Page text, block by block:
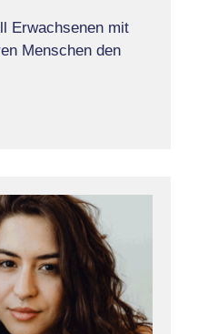
Erwachsenen mit
Menschen den